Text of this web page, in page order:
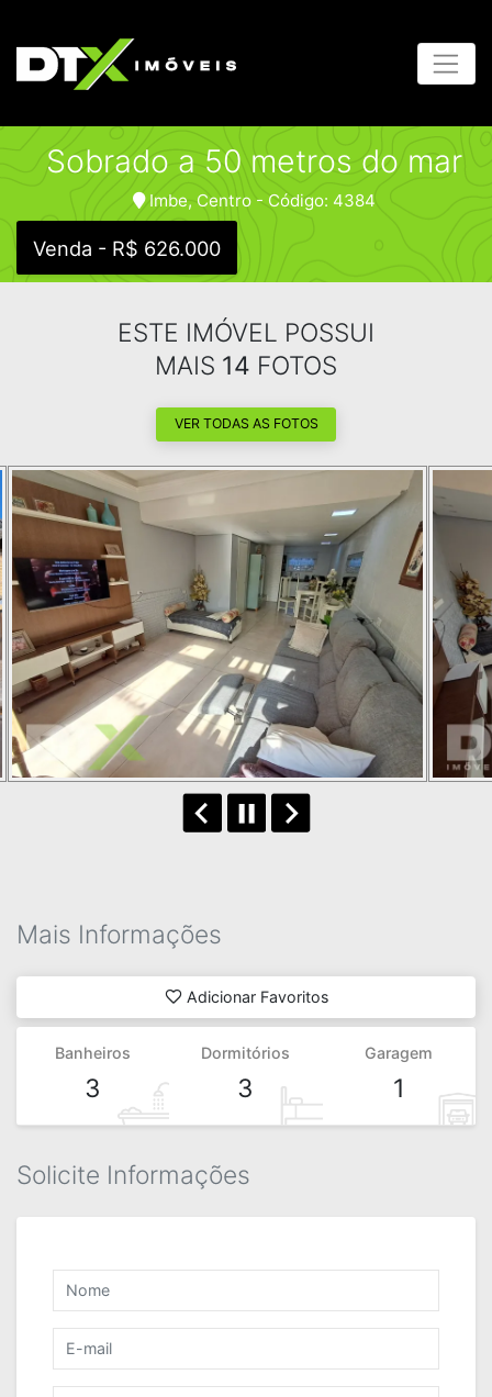
Sobrado a 50 metros do mar
Imbe, Centro - Código: 4384
Venda - R$ 626.000
ESTE IMÓVEL POSSUI
MAIS 14 FOTOS
VER TODAS AS FOTOS
Mais Informações
Adicionar Favoritos
Banheiros
3
Dormitórios
3
Garagem
1
Solicite Informações